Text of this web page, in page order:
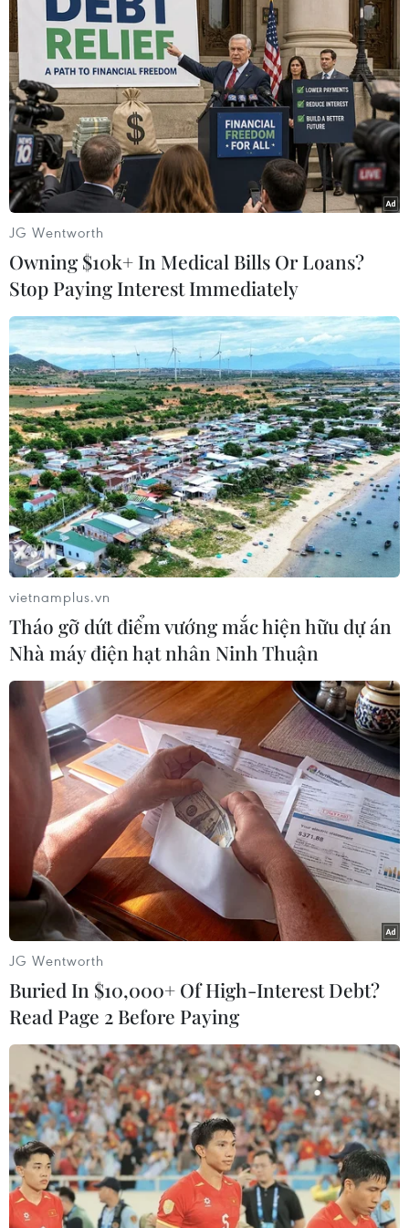
#Hà Nội #Thẻ tín dụng
#GIao dịch ngân hàng
#Giả mạo
TP. Hà Nội Trung Quốc
Theo dõi VietnamPlus
TIN LIÊN QUAN
Phá băng nhóm trộm thẻ tín dụng của
người nước ngoài
09/01/2014 11:16
Đối tượng Đỗ Hà Duy Thanh là một “mắt xích” trong
đường dây chuyên mua bán thông tin thẻ tín dụng của
người nước ngoài cho giới tội phạm.
Tin tặc đánh cắp mật khẩu của Tập đoàn
JG Wentworth
Owning $10k+ In Medical Bills Or Loans?
Stop Paying Interest Immediately
vietnamplus.vn
Tháo gỡ dứt điểm vướng mắc hiện hữu dự án
Nhà máy điện hạt nhân Ninh Thuận
JG Wentworth
Buried In $10,000+ Of High-Interest Debt?
Read Page 2 Before Paying